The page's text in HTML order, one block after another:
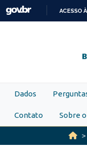
Skip to main content
ACESSO
Dados
Contato Sobre